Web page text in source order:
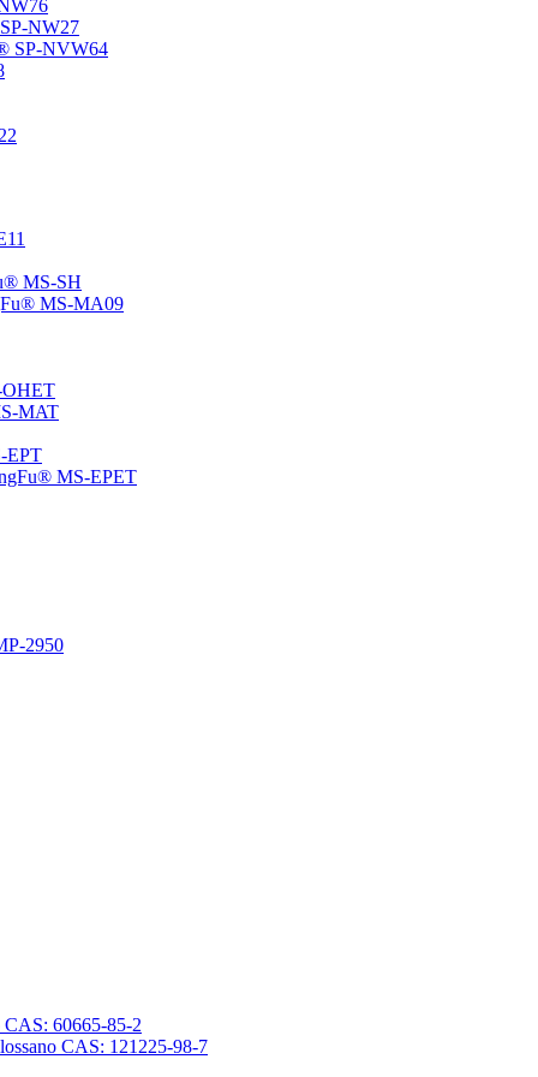
NW27
SP-NVW64
MS-SH
MS-MA09
OHET
MAT
EPT
MS-EPET
2950
CAS: 60665-85-2
CAS: 121225-98-7